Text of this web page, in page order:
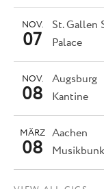
St. Gallen
NOV.
07 Palace
Augsburg
NOV.
08 Kantine
Aachen
MÄRZ
08